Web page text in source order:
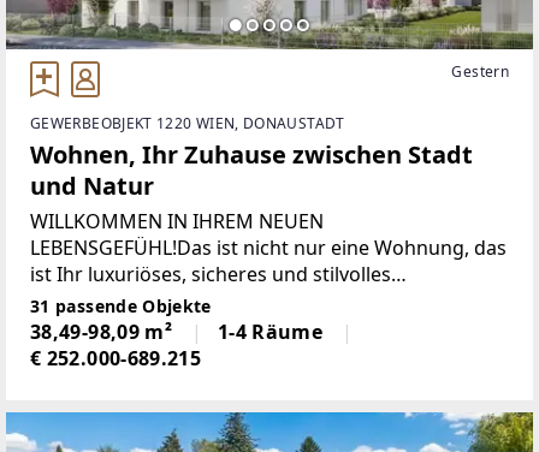
Gestern
GEWERBEOBJEKT 1220 WIEN, DONAUSTADT
Wohnen, Ihr Zuhause zwischen Stadt
und Natur
WILLKOMMEN IN IHREM NEUEN
LEBENSGEFÜHL!Das ist nicht nur eine Wohnung, das
ist Ihr luxuriöses, sicheres und stilvolles
ZuhauseLassen Sie sich begeistern!Das Projekt im
ÜberblickDas Ensemble besteht aus drei modernen
Baukörpern
31 passende Objekte
38,49-98,09 m²
1-4 Räume
€ 252.000-689.215